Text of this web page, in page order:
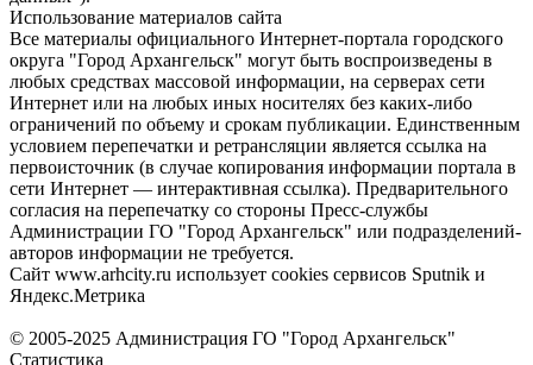
Использование материалов сайта
Все материалы официального Интернет-портала городского
округа "Город Архангельск" могут быть воспроизведены в
любых средствах массовой информации, на серверах сети
Интернет или на любых иных носителях без каких-либо
ограничений по объему и срокам публикации. Единственным
условием перепечатки и ретрансляции является ссылка на
первоисточник (в случае копирования информации портала в
сети Интернет — интерактивная ссылка). Предварительного
согласия на перепечатку со стороны Пресс-службы
Администрации ГО "Город Архангельск" или подразделений-
авторов информации не требуется.
Сайт www.arhcity.ru использует cookies сервисов Sputnik и
Яндекс.Метрика
© 2005-2025 Администрация ГО "Город Архангельск"
Статистика